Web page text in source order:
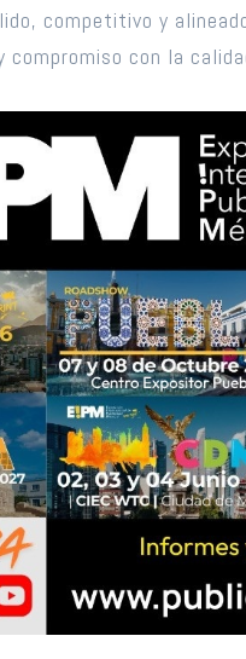
competitivo y
con la